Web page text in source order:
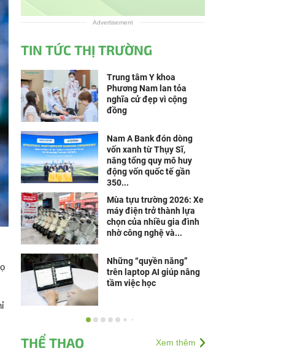
Advertisement
TIN TỨC THỊ TRƯỜNG
Trung tâm Y khoa
Phương Nam lan tỏa
nghĩa cử đẹp vì cộng
đồng
Nam A Bank đón dòng
vốn xanh từ Thụy Sĩ,
nâng tổng quy mô huy
động vốn quốc tế gần
350...
Mùa tựu trường 2026: Xe
máy điện trở thành lựa
chọn của nhiều gia đình
nhờ công nghệ và...
Những “quyền năng”
trên laptop AI giúp nâng
tầm việc học
Vì sao Lotto 5/35 của
THỂ THAO Xem thêm